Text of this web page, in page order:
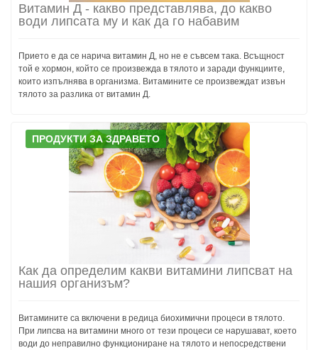
Витамин Д - какво представлява, до какво
води липсата му и как да го набавим
Прието е да се нарича витамин Д, но не е съвсем така. Всъщност
той е хормон, който се произвежда в тялото и заради функциите,
които изпълнява в организма. Витамините се произвеждат извън
тялото за разлика от витамин Д.
ПРОДУКТИ ЗА ЗДРАВЕТО
Как да определим какви витамини липсват на
нашия организъм?
Витамините са включени в редица биохимични процеси в тялото.
При липсва на витамини много от тези процеси се нарушават, което
води до неправилно функциониране на тялото и непосредствени